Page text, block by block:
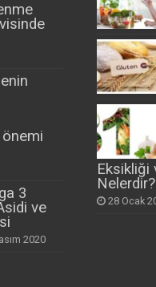
3
ve
2020
Eksikliği
Nelerdir?
28 Ocak